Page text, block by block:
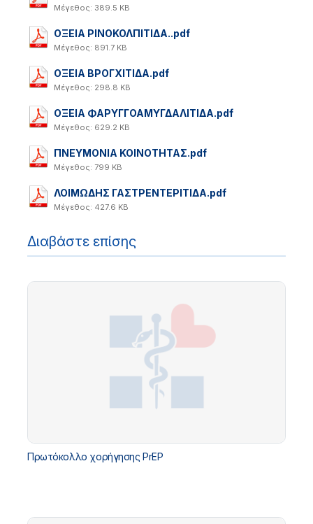
Μέγεθος: 389.5 KB
ΟΞΕΙΑ ΡΙΝΟΚΟΛΠΙΤΙΔΑ..pdf
Μέγεθος: 891.7 KB
ΟΞΕΙΑ ΒΡΟΓΧΙΤΙΔΑ.pdf
Μέγεθος: 298.8 KB
ΟΞΕΙΑ ΦΑΡΥΓΓΟΑΜΥΓΔΑΛΙΤΙΔΑ.pdf
Μέγεθος: 629.2 KB
ΠΝΕΥΜΟΝΙΑ ΚΟΙΝΟΤΗΤΑΣ.pdf
Μέγεθος: 799 KB
ΛΟΙΜΩΔΗΣ ΓΑΣΤΡΕΝΤΕΡΙΤΙΔΑ.pdf
Μέγεθος: 427.6 KB
Διαβάστε επίσης
Πρωτόκολλο χορήγησης PrEP